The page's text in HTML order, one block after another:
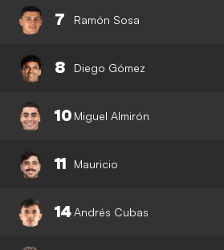
7 Ramón Sosa
8 Diego Gómez
10 Miguel Almirón
11 Mauricio
14Andrés Cubas